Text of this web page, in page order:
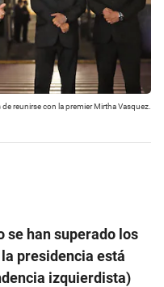
reunirse con la premier Mirtha Vasquez.
se han superado los
presidencia está
izquierdista)